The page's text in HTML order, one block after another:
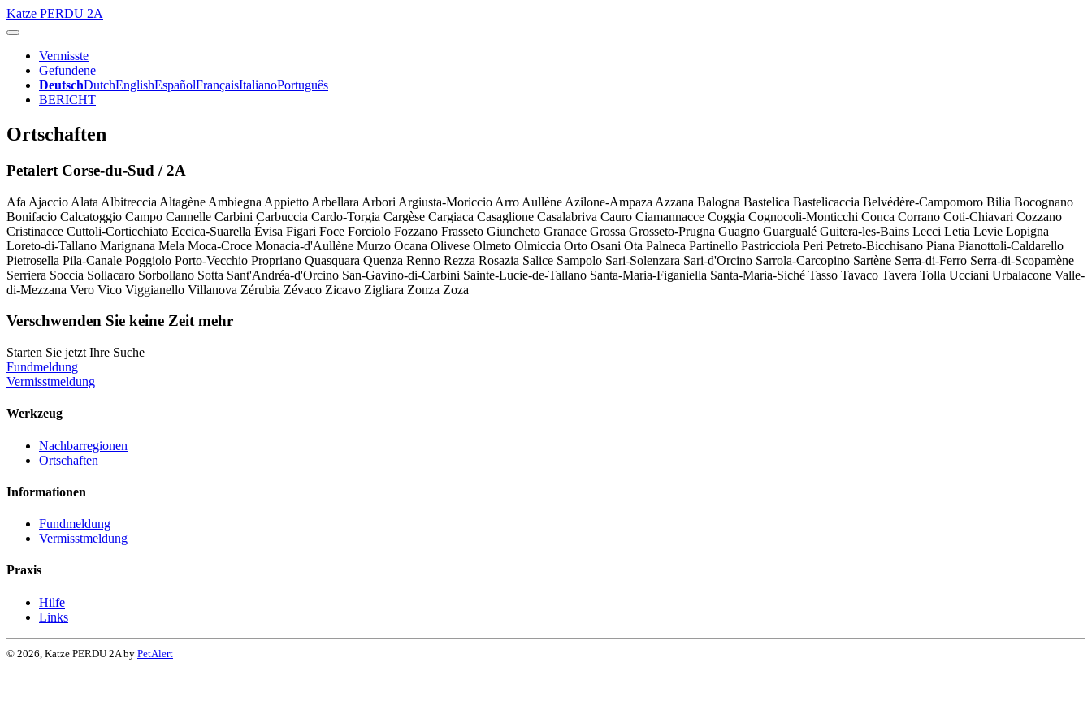
Katze PERDU 2A
Vermisste
Gefundene
DeutschDutchEnglishEspañolFrançaisItalianoPortuguês
BERICHT
Ortschaften
Petalert Corse-du-Sud / 2A
Afa Ajaccio Alata Albitreccia Altagène Ambiegna Appietto Arbellara Arbori Argiusta-Moriccio Arro Aullène Azilone-Ampaza Azzana Balogna Bastelica Bastelicaccia Belvédère-Campomoro Bilia Bocognano
Bonifacio Calcatoggio Campo Cannelle Carbini Carbuccia Cardo-Torgia Cargèse Cargiaca Casaglione Casalabriva Cauro Ciamannacce Coggia Cognocoli-Monticchi Conca Corrano Coti-Chiavari Cozzano
Cristinacce Cuttoli-Corticchiato Eccica-Suarella Évisa Figari Foce Forciolo Fozzano Frasseto Giuncheto Granace Grossa Grosseto-Prugna Guagno Guargualé Guitera-les-Bains Lecci Letia Levie Lopigna
Loreto-di-Tallano Marignana Mela Moca-Croce Monacia-d'Aullène Murzo Ocana Olivese Olmeto Olmiccia Orto Osani Ota Palneca Partinello Pastricciola Peri Petreto-Bicchisano Piana Pianottoli-Caldarello
Pietrosella Pila-Canale Poggiolo Porto-Vecchio Propriano Quasquara Quenza Renno Rezza Rosazia Salice Sampolo Sari-Solenzara Sari-d'Orcino Sarrola-Carcopino Sartène Serra-di-Ferro Serra-di-Scopamène
Serriera Soccia Sollacaro Sorbollano Sotta Sant'Andréa-d'Orcino San-Gavino-di-Carbini Sainte-Lucie-de-Tallano Santa-Maria-Figaniella Santa-Maria-Siché Tasso Tavaco Tavera Tolla Ucciani Urbalacone Valle-
di-Mezzana Vero Vico Viggianello Villanova Zérubia Zévaco Zicavo Zigliara Zonza Zoza
Verschwenden Sie keine Zeit mehr
Starten Sie jetzt Ihre Suche
Fundmeldung
Vermisstmeldung
Werkzeug
Nachbarregionen
Ortschaften
Informationen
Fundmeldung
Vermisstmeldung
Praxis
Hilfe
Links
© 2026, Katze PERDU 2A by PetAlert